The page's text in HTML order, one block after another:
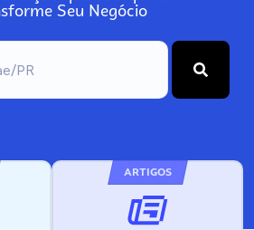
Seu Negócio
ARTIGOS